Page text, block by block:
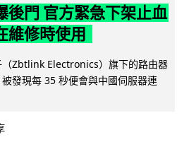
後門 官方緊急下架止血
維修時使用
（Zbtlink Electronics）旗下的路由器
發現每 35 秒便會與中國伺服器連